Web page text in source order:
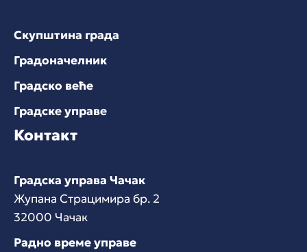
Скупштина града
Градоначелник
Градско веће
Градске управе
Контакт
Градска управа Чачак
Жупана Страцимира бр. 2
32000 Чачак
Радно време управе